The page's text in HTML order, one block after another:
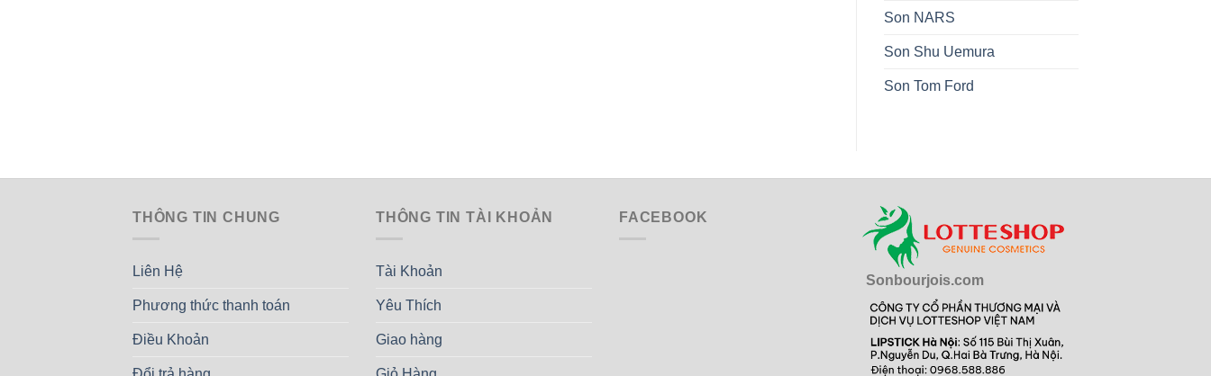
Son NARS
Son Shu Uemura
Son Tom Ford
THÔNG TIN CHUNG
Liên Hệ
Phương thức thanh toán
Điều Khoản
THÔNG TIN TÀI KHOẢN
Tài Khoản
Yêu Thích
Giao hàng
FACEBOOK
Sonbourjois.com